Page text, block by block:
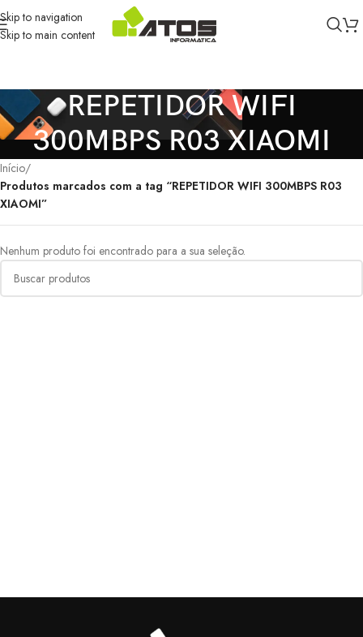
Skip to navigation
Skip to main content
REPETIDOR WIFI
300MBPS R03 XIAOMI
Início/
Produtos marcados com a tag “REPETIDOR WIFI 300MBPS R03
XIAOMI”
Nenhum produto foi encontrado para a sua seleção.